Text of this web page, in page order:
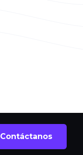
Contáctanos